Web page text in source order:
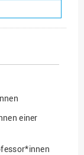
einer